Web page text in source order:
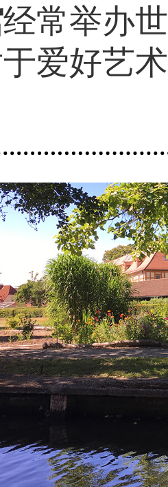
经常举办
爱好艺